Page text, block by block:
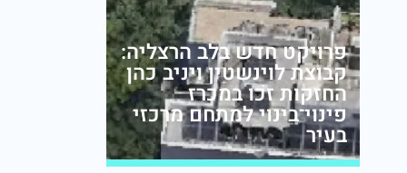
פרויקט חדש בלב הרצליה:
קבוצת לוינשטין ויניב כהן
החזקות זכו במכרז
פינוי־בינוי למתחם מרכזי
בעיר